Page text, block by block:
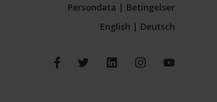
Persondata | Betingelser
English | Deutsch